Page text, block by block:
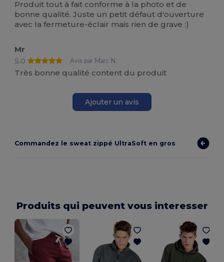
Produit tout à fait conforme à la photo et de
bonne qualité. Juste un petit défaut d'ouverture
avec la fermeture-éclair mais rien de grave :)
Mr
5.0
Avis par Marc N.
Très bonne qualité content du produit
Ajouter un avis
Commandez le sweat zippé UltraSoft en gros
Produits qui peuvent vous interesser